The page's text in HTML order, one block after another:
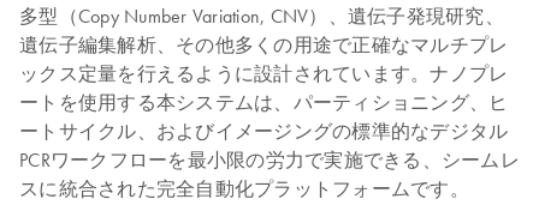
多型（Copy Number Variation, CNV）、遺伝子発現研究、
遺伝子編集解析、その他多くの用途で正確なマルチプレ
ックス定量を行えるように設計されています。ナノプレ
ートを使用する本システムは、パーティショニング、ヒ
ートサイクル、およびイメージングの標準的なデジタル
PCRワークフローを最小限の労力で実施できる、シームレ
スに統合された完全自動化プラットフォームです。